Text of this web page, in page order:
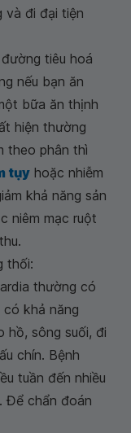
và đi đại tiện
tiêu hoá
nếu bạn ăn
bữa ăn thịnh
hiện thường
theo phân thì
tụy hoặc nhiễm
khả năng sản
niêm mạc ruột
thối:
thường có
khả năng
hồ, sông suối, đi
chín. Bệnh
tuần đến nhiều
Để chẩn đoán